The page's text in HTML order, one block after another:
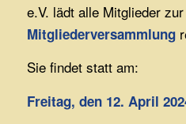
e.V. lädt alle Mitglieder zur
Mitgliederversammlung
Sie findet statt am:
Freitag, den 12. April